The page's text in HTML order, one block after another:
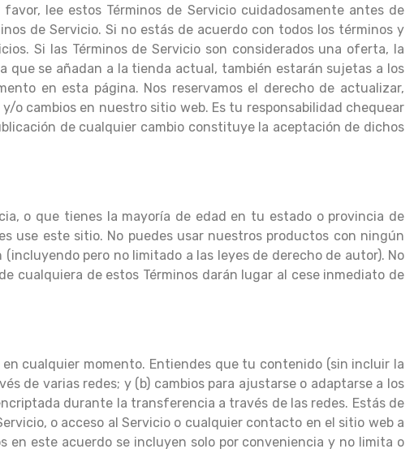
lee estos Términos de Servicio cuidadosamente antes de
de Servicio. Si no estás de acuerdo con todos los términos y
Si las Términos de Servicio son considerados una oferta, la
que se añadan a la tienda actual, también estarán sujetas a los
en esta página. Nos reservamos el derecho de actualizar,
o cambios en nuestro sitio web. Es tu responsabilidad chequear
de cualquier cambio constituye la aceptación de dichos
o que tienes la mayoría de edad en tu estado o provincia de
use este sitio. No puedes usar nuestros productos con ningún
pero no limitado a las leyes de derecho de autor). No
cualquiera de estos Términos darán lugar al cese inmediato de
cualquier momento. Entiendes que tu contenido (sin incluir la
de varias redes; y (b) cambios para ajustarse o adaptarse a los
durante la transferencia a través de las redes. Estás de
o acceso al Servicio o cualquier contacto en el sitio web a
este acuerdo se incluyen solo por conveniencia y no limita o